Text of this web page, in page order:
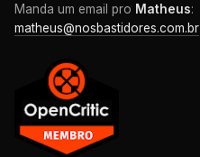
Manda um email pro Matheus:
matheus@nosbastidores.com.br